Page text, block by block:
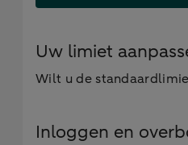
Uw limiet
Wilt u de
Inloggen en